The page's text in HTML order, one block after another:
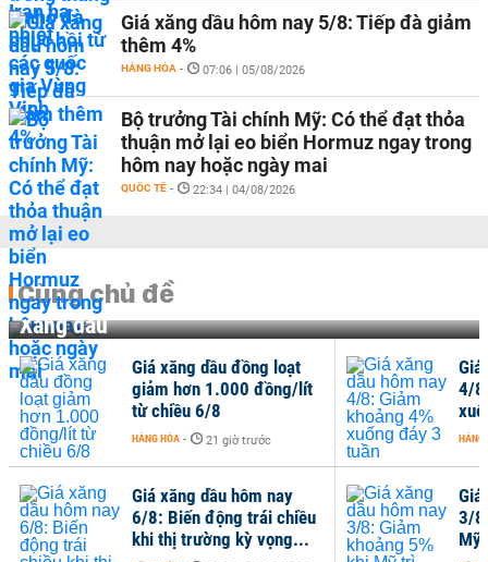
Giá xăng dầu hôm nay 5/8: Tiếp đà giảm
thêm 4%
HÀNG HÓA - 07:06 | 05/08/2026
Bộ trưởng Tài chính Mỹ: Có thể đạt thỏa
thuận mở lại eo biển Hormuz ngay trong
hôm nay hoặc ngày mai
QUỐC TẾ - 22:34 | 04/08/2026
Cùng chủ đề
Xăng dầu
Giá xăng dầu đồng loạt
giảm hơn 1.000 đồng/lít
từ chiều 6/8
HÀNG HÓA - 21 giờ trước
Giá xăng dầu hôm nay
6/8: Biến động trái chiều
khi thị trường kỳ vọng...
Giá
4/
HÀNG
Giá
3/
Mỹ